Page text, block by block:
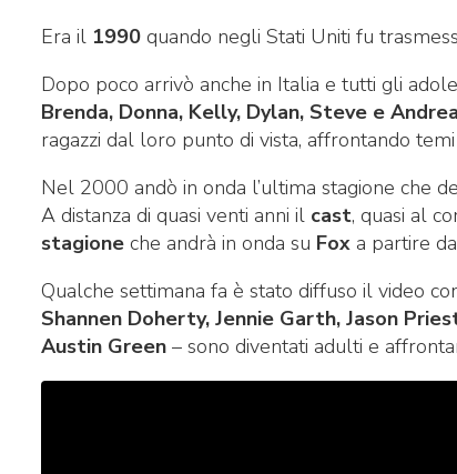
Era il 1990 quando negli Stati Uniti fu
Dopo poco arrivò anche in Italia e tutti gli
Brenda, Donna, Kelly, Dylan, Steve e Andrea
ragazzi dal loro punto di vista, affrontando
Nel 2000 andò in onda l’ultima stagione che
A distanza di quasi venti anni il cast, quasi al
stagione che andrà in onda su Fox a partire
Qualche settimana fa è stato diffuso il video
Shannen Doherty, Jennie Garth, Jason
Austin Green – sono diventati adulti e